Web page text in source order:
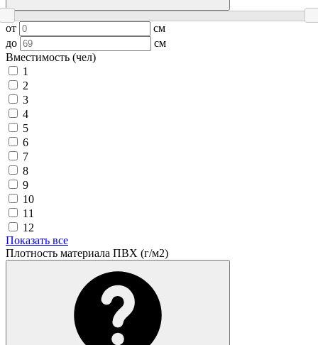
от
см
до
см
Вместимость (чел)
1
2
3
4
5
6
7
8
9
10
11
12
Показать все
Плотность материала ПВХ (г/м2)